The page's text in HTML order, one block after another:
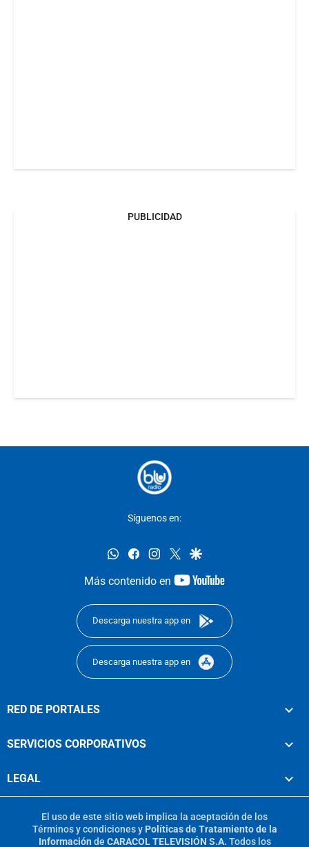
PUBLICIDAD
Síguenos en:
whatsappfacebookinstagram
twittergoogle
Más contenido en
youtube-
Descarga nuestra app en
Descarga nuestra app en
RED DE PORTALES
SERVICIOS CORPORATIVOS
LEGAL
El uso de este sitio web implica la aceptación de los
Términos y condicionesy Políticas de Tratamiento de la
Información de CARACOL TELEVISIÓN S.A. Todos los